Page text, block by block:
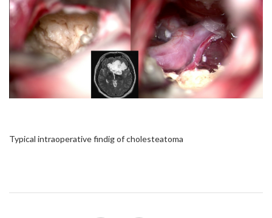
Typical intraoperative findig of cholesteatoma